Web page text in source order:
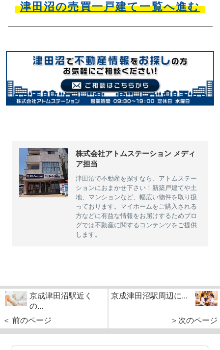
津田沼の売買一戸建て一覧へ進む
株式会社アトムステーション メディ
ア担当
津田沼で不動産を探すなら、アトムステー
ションにおまかせ下さい！新築戸建てや土
地、マンションなど、幅広い物件を取り扱
っております。マイホームをご購入される
方などに有益な情報をお届けするためブロ
グでは不動産に関するコンテンツをご提供
します。
京成津田沼駅近く
の...
＜ 前のページ
京成津田沼駅周辺に...
＞次のページ